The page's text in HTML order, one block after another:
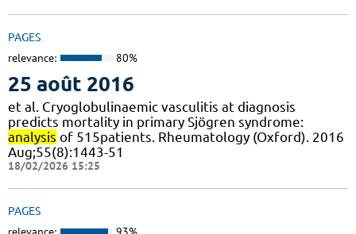
PAGES
relevance: 80%
25 août 2016
et al. Cryoglobulinaemic vasculitis at diagnosis
predicts mortality in primary Sjögren syndrome:
analysis of 515patients. Rheumatology (Oxford). 2016
Aug;55(8):1443-51
18/02/2026 15:25
PAGES